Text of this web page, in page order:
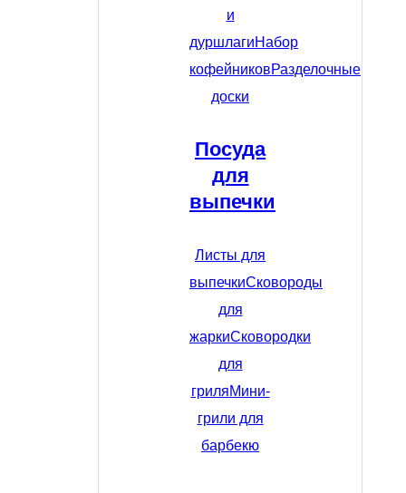
и
дуршлагиНабор
кофейниковРазделочные
доски
Посуда
для
выпечки
Листы для
выпечкиСковороды
для
жаркиСковородки
для
гриляМини-
грили для
барбекю